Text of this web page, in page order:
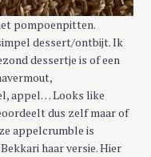
pompoenpitten.
dessert/ontbijt. Ik
dessertje is of een
appel… Looks like
dus zelf maar of
appelcrumble is
haar versie. Hier